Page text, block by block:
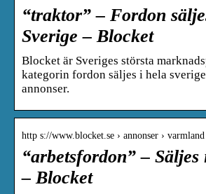
“traktor” – Fordon
Sverige – Blocket
Blocket är Sveriges största
kategorin fordon säljes i hela
annonser.
http s://www.blocket.se › annonser › varmland
“arbetsfordon” –
– Blocket